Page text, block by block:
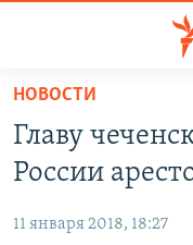
Вернуться
основному
содержанию
СПЕЦПРОЕКТЫ
КАРТА ВОЕННЫХ
ИСТОРИЯ
НОВОСТИ
Главу
России
11 января 2018, 18:27